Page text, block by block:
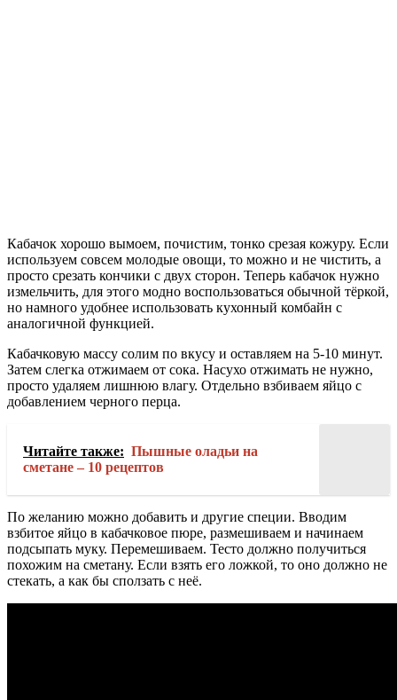
Кабачок хорошо вымоем, почистим, тонко срезая кожуру. Если
используем совсем молодые овощи, то можно и не чистить, а
просто срезать кончики с двух сторон. Теперь кабачок нужно
измельчить, для этого модно воспользоваться обычной тёркой,
но намного удобнее использовать кухонный комбайн с
аналогичной функцией.
Кабачковую массу солим по вкусу и оставляем на 5-10 минут.
Затем слегка отжимаем от сока. Насухо отжимать не нужно,
просто удаляем лишнюю влагу. Отдельно взбиваем яйцо с
добавлением черного перца.
Читайте также: Пышные оладьи на
сметане – 10 рецептов
По желанию можно добавить и другие специи. Вводим
взбитое яйцо в кабачковое пюре, размешиваем и начинаем
подсыпать муку. Перемешиваем. Тесто должно получиться
похожим на сметану. Если взять его ложкой, то оно должно не
стекать, а как бы сползать с неё.